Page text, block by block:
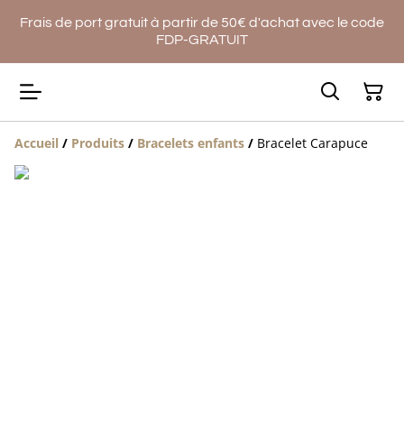
Frais de port gratuit à partir de 50€ d'achat avec le code
FDP-GRATUIT
Accueil / Produits / Bracelets enfants / Bracelet Carapuce